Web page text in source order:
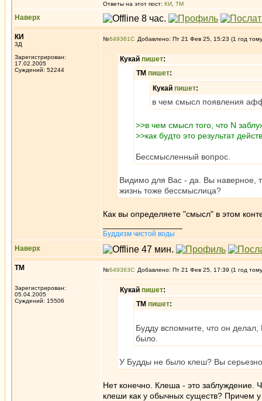
Ответы на этот пост: КИ ТМ
Наверх
КИ
3Д
Зарегистрирован:
17.02.2005
Суждений: 52244
№649361 Добавлено: Пт 21 Фев 25, 15:23 (1 год
Кукай пишет:
ТМ пишет:
Кукай пишет:
в чем смысл появления
>>в чем смысл того, что N
>>как будто это результат
Бессмысленный вопрос.
Видимо для Вас - да. Вы наверное,
жизнь тоже бессмыслица?
Как вы определяете "смысл" в этом
Буддизм чистой воды
Наверх
ТМ
Зарегистрирован:
05.04.2005
Суждений: 15506
№649363 Добавлено: Пт 21 Фев 25, 17:39 (1 год
Кукай пишет:
ТМ пишет:
Будду вспомните, что он
было.
У Будды не было клеш? Вы
Нет конечно. Клеша - это заблуждение.
клеши как у обычных существ? Причем